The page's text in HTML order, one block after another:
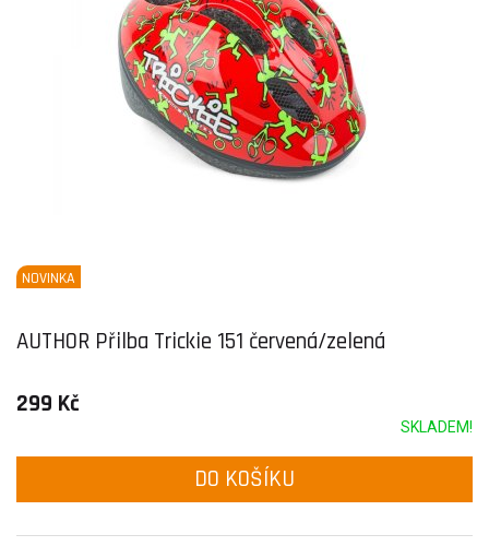
NOVINKA
AUTHOR Přilba Trickie 151 červená/zelená
299 Kč
SKLADEM!
DO KOŠÍKU